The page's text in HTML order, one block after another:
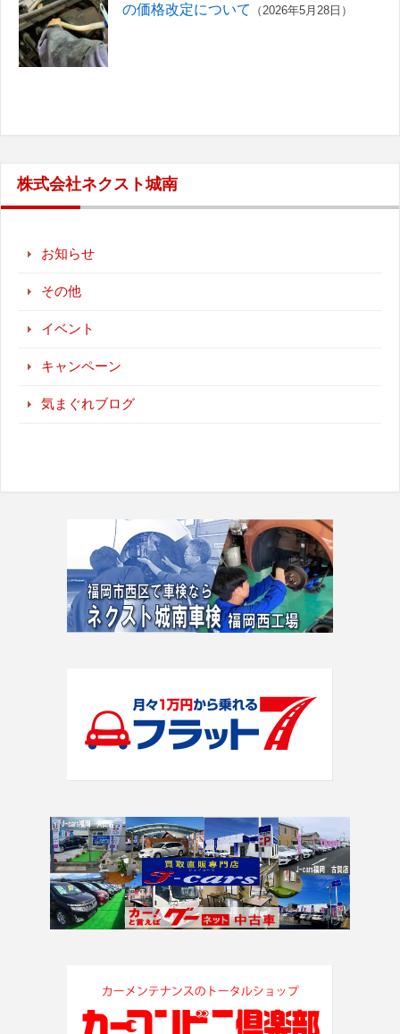
の価格改定について
（2026年5月28日）
株式会社ネクスト城南
お知らせ
その他
イベント
キャンペーン
気まぐれブログ